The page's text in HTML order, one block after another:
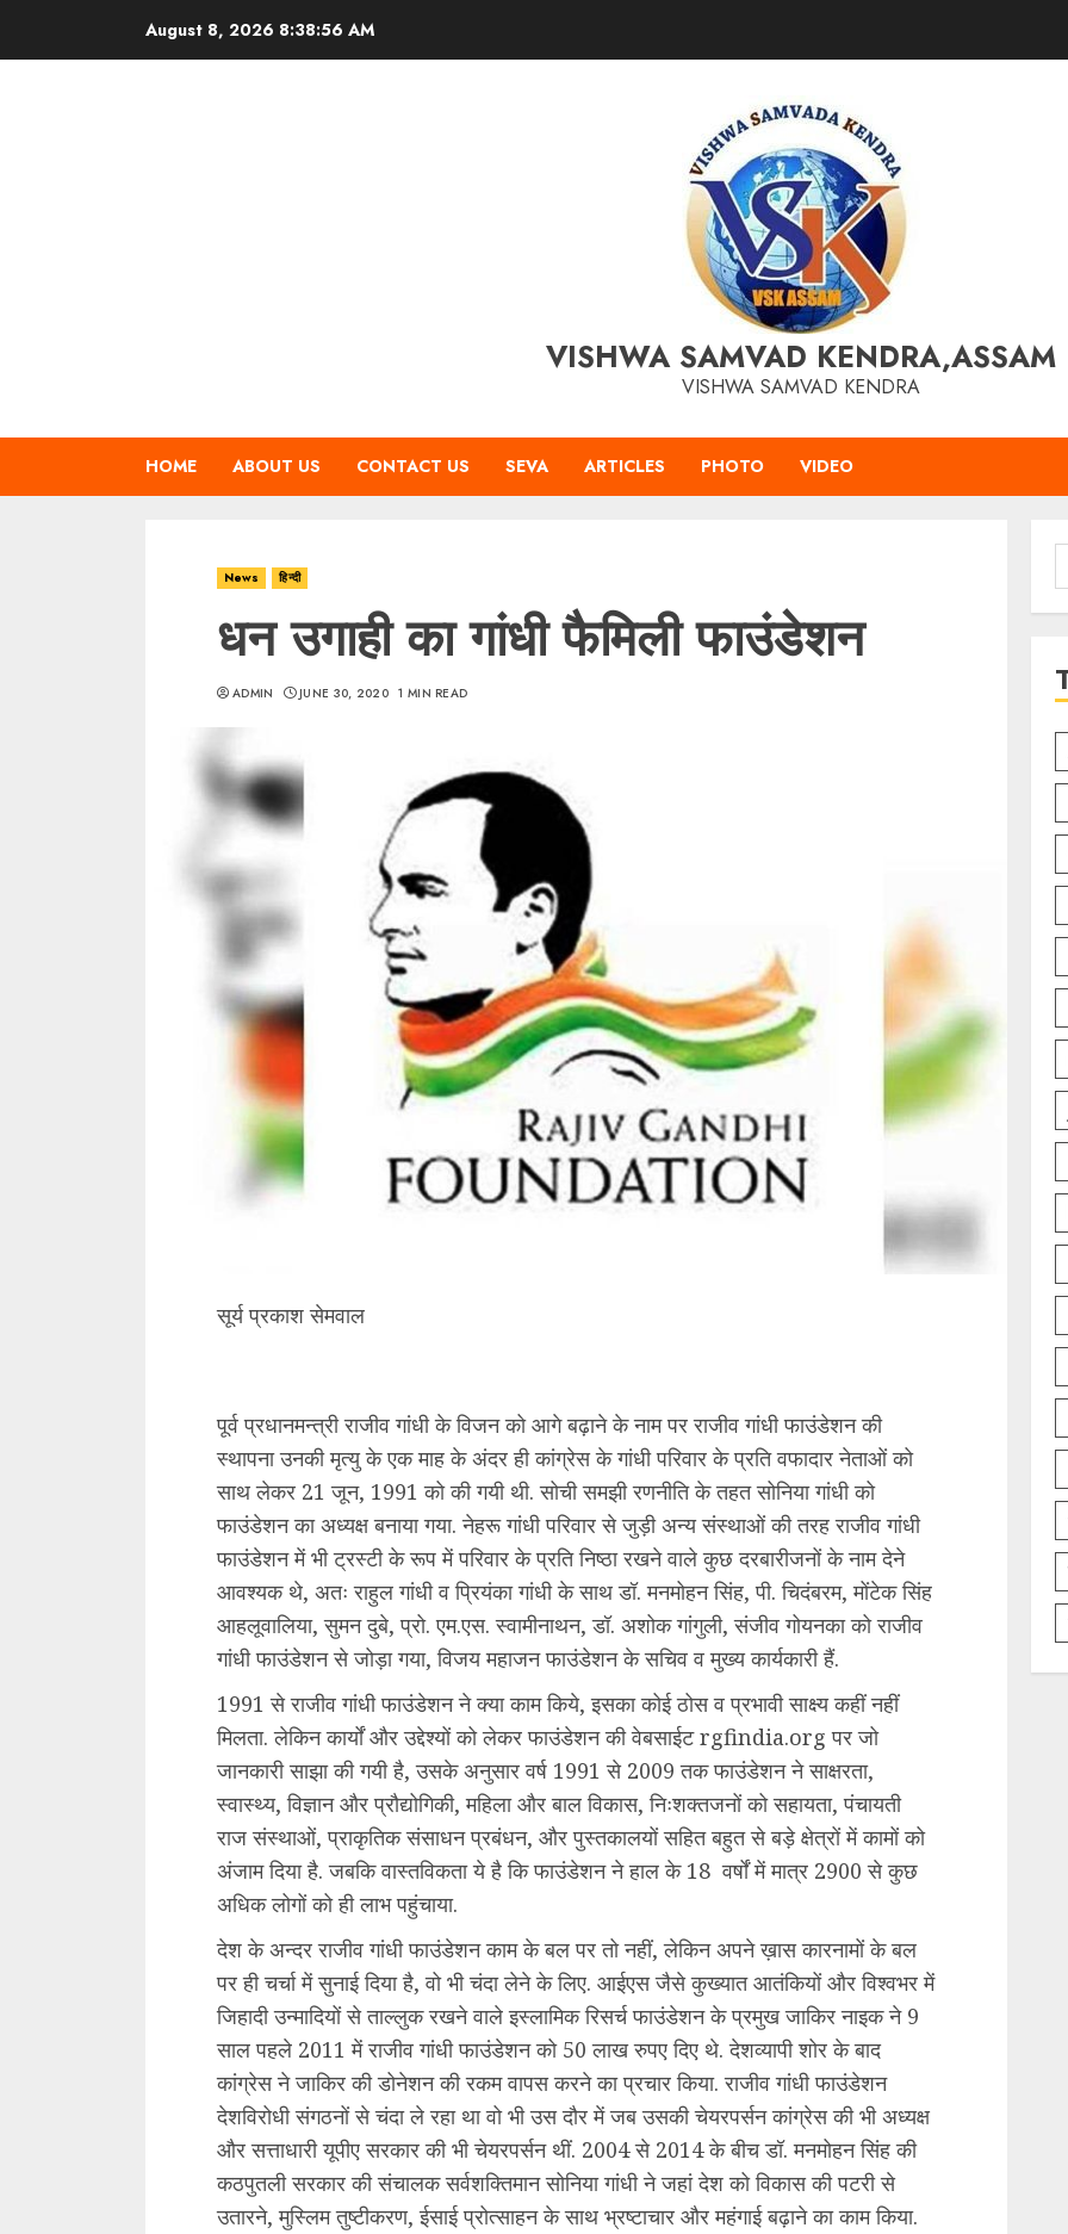
August 8, 2026 8:38:57 AM
VISHWA SAMVAD KENDRA,ASSAM
VISHWA SAMVAD KENDRA
HOME ABOUT US CONTACT US SEVA ARTICLES PHOTO VIDEO
News हिन्दी
धन उगाही का गांधी फैमिली फाउंडेशन
ADMIN JUNE 30, 2020 1 MIN READ
सूर्य प्रकाश सेमवाल
पूर्व प्रधानमन्त्री राजीव गांधी के विजन को आगे बढ़ाने के नाम पर राजीव गांधी फाउंडेशन की
स्थापना उनकी मृत्यु के एक माह के अंदर ही कांग्रेस के गांधी परिवार के प्रति वफादार नेताओं को
साथ लेकर 21 जून, 1991 को की गयी थी. सोची समझी रणनीति के तहत सोनिया गांधी को
फाउंडेशन का अध्यक्ष बनाया गया. नेहरू गांधी परिवार से जुड़ी अन्य संस्थाओं की तरह राजीव गांधी
फाउंडेशन में भी ट्रस्टी के रूप में परिवार के प्रति निष्ठा रखने वाले कुछ दरबारीजनों के नाम देने
आवश्यक थे, अतः राहुल गांधी व प्रियंका गांधी के साथ डॉ. मनमोहन सिंह, पी. चिदंबरम, मोंटेक सिंह
आहलूवालिया, सुमन दुबे, प्रो. एम.एस. स्वामीनाथन, डॉ. अशोक गांगुली, संजीव गोयनका को राजीव
गांधी फाउंडेशन से जोड़ा गया, विजय महाजन फाउंडेशन के सचिव व मुख्य कार्यकारी हैं.
1991 से राजीव गांधी फाउंडेशन ने क्या काम किये, इसका कोई ठोस व प्रभावी साक्ष्य कहीं नहीं
मिलता. लेकिन कार्यों और उद्देश्यों को लेकर फाउंडेशन की वेबसाईट rgfindia.org पर जो
जानकारी साझा की गयी है, उसके अनुसार वर्ष 1991 से 2009 तक फाउंडेशन ने साक्षरता,
स्वास्थ्य, विज्ञान और प्रौद्योगिकी, महिला और बाल विकास, निःशक्तजनों को सहायता, पंचायती
राज संस्थाओं, प्राकृतिक संसाधन प्रबंधन, और पुस्तकालयों सहित बहुत से बड़े क्षेत्रों में कामों को
अंजाम दिया है. जबकि वास्तविकता ये है कि फाउंडेशन ने हाल के 18 वर्षों में मात्र 2900 से कुछ
अधिक लोगों को ही लाभ पहुंचाया.
देश के अन्दर राजीव गांधी फाउंडेशन काम के बल पर तो नहीं, लेकिन अपने ख़ास कारनामों के बल
पर ही चर्चा में सुनाई दिया है, वो भी चंदा लेने के लिए. आईएस जैसे कुख्यात आतंकियों और विश्वभर में
जिहादी उन्मादियों से ताल्लुक रखने वाले इस्लामिक रिसर्च फाउंडेशन के प्रमुख जाकिर नाइक ने 9
साल पहले 2011 में राजीव गांधी फाउंडेशन को 50 लाख रुपए दिए थे. देशव्यापी शोर के बाद
कांग्रेस ने जाकिर की डोनेशन की रकम वापस करने का प्रचार किया. राजीव गांधी फाउंडेशन
देशविरोधी संगठनों से चंदा ले रहा था वो भी उस दौर में जब उसकी चेयरपर्सन कांग्रेस की भी अध्यक्ष
और सत्ताधारी यूपीए सरकार की भी चेयरपर्सन थीं. 2004 से 2014 के बीच डॉ. मनमोहन सिंह की
कठपुतली सरकार की संचालक सर्वशक्तिमान सोनिया गांधी ने जहां देश को विकास की पटरी से
उतारने, मुस्लिम तुष्टीकरण, ईसाई प्रोत्साहन के साथ भ्रष्टाचार और महंगाई बढ़ाने का काम किया.